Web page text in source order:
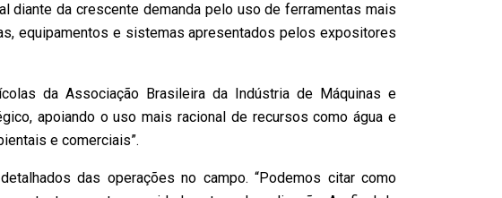
diante da crescente demanda pelo uso de ferramentas mais
equipamentos e sistemas apresentados pelos expositores
da Associação Brasileira da Indústria de Máquinas e
apoiando o uso mais racional de recursos como água e
e comerciais”.
das operações no campo. “Podemos citar como